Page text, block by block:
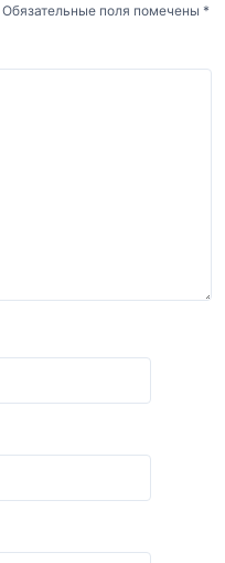
Обязательные поля помечены *